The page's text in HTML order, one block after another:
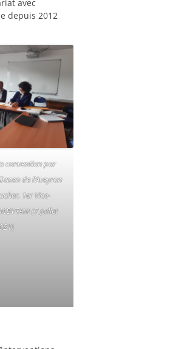
avec
depuis 2012
convention par
de l’Aveyron
1er Vice-
(7 juillet